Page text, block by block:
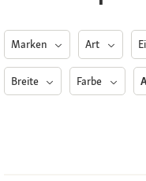
Marken Art
Breite Farbe